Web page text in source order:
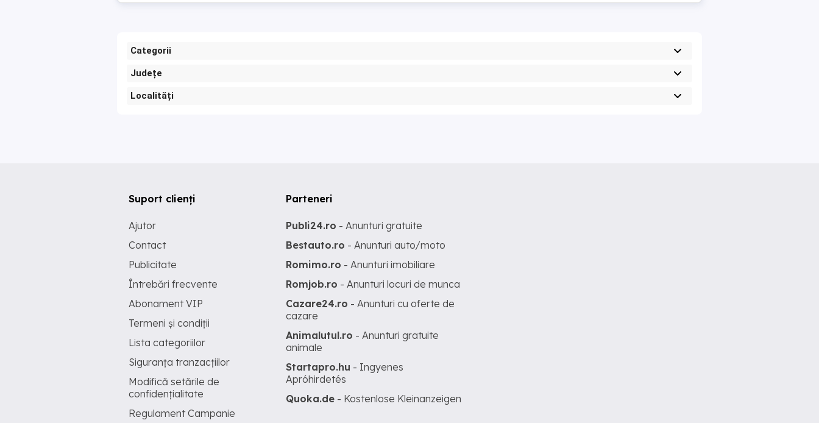
Categorii
Județe
Localități
Suport clienți
Ajutor
Contact
Publicitate
Întrebări frecvente
Abonament VIP
Termeni și condiții
Lista categoriilor
Siguranța tranzacțiilor
Modifică setările de
confidențialitate
Regulament Campanie
Parteneri
Publi24.ro - Anunturi gratuite
Bestauto.ro - Anunturi auto/moto
Romimo.ro - Anunturi imobiliare
Romjob.ro - Anunturi locuri de munca
Cazare24.ro - Anunturi cu oferte de
cazare
Animalutul.ro - Anunturi gratuite
animale
Startapro.hu - Ingyenes
Apróhirdetés
Quoka.de - Kostenlose Kleinanzeigen